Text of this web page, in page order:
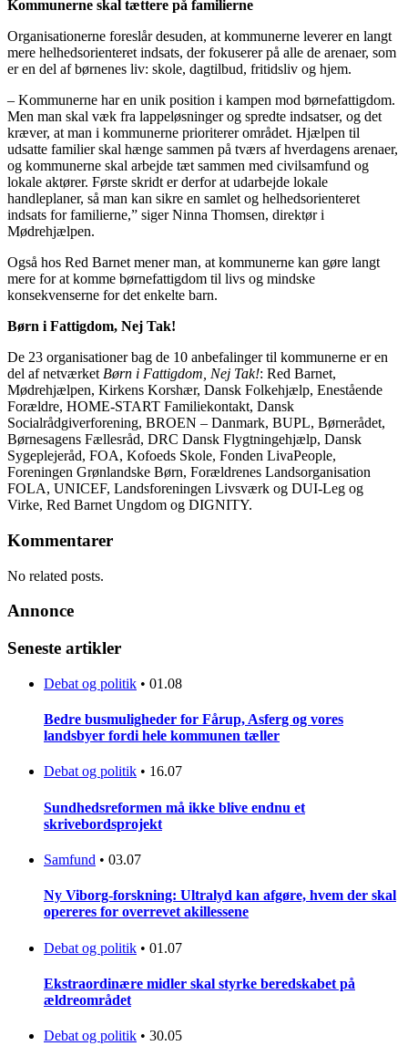
Kommunerne skal tættere på familierne
Organisationerne foreslår desuden, at kommunerne leverer en langt
mere helhedsorienteret indsats, der fokuserer på alle de arenaer, som
er en del af børnenes liv: skole, dagtilbud, fritidsliv og hjem.
– Kommunerne har en unik position i kampen mod børnefattigdom.
Men man skal væk fra lappeløsninger og spredte indsatser, og det
kræver, at man i kommunerne prioriterer området. Hjælpen til
udsatte familier skal hænge sammen på tværs af hverdagens arenaer,
og kommunerne skal arbejde tæt sammen med civilsamfund og
lokale aktører. Første skridt er derfor at udarbejde lokale
handleplaner, så man kan sikre en samlet og helhedsorienteret
indsats for familierne,” siger Ninna Thomsen, direktør i
Mødrehjælpen.
Også hos Red Barnet mener man, at kommunerne kan gøre langt
mere for at komme børnefattigdom til livs og mindske
konsekvenserne for det enkelte barn.
Børn i Fattigdom, Nej Tak!
De 23 organisationer bag de 10 anbefalinger til kommunerne er en
del af netværket Børn i Fattigdom, Nej Tak!: Red Barnet,
Mødrehjælpen, Kirkens Korshær, Dansk Folkehjælp, Enestående
Forældre, HOME-START Familiekontakt, Dansk
Socialrådgiverforening, BROEN – Danmark, BUPL, Børnerådet,
Børnesagens Fællesråd, DRC Dansk Flygtningehjælp, Dansk
Sygeplejeråd, FOA, Kofoeds Skole, Fonden LivaPeople,
Foreningen Grønlandske Børn, Forældrenes Landsorganisation
FOLA, UNICEF, Landsforeningen Livsværk og DUI-Leg og
Virke, Red Barnet Ungdom og DIGNITY.
Kommentarer
No related posts.
Annonce
Seneste artikler
Debat og politik • 01.08
Bedre busmuligheder for Fårup, Asferg og vores
landsbyer fordi hele kommunen tæller
Debat og politik • 16.07
Sundhedsreformen må ikke blive endnu et
skrivebordsprojekt
Samfund • 03.07
Ny Viborg-forskning: Ultralyd kan afgøre, hvem der skal
opereres for overrevet akillessene
Debat og politik • 01.07
Ekstraordinære midler skal styrke beredskabet på
ældreområdet
Debat og politik • 30.05